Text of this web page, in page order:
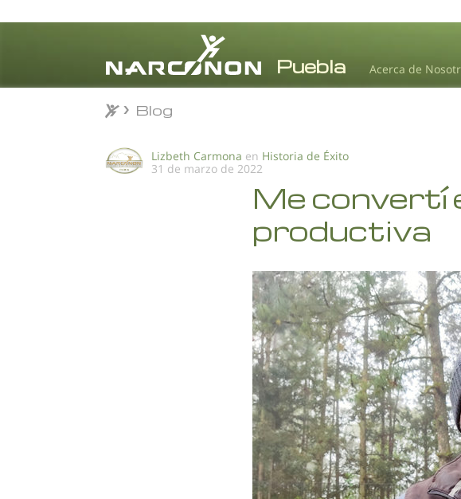
Acerca de
Blog
Lizbeth Carmona en Historia de Éxito
31 de marzo de 2022
Me convertí
productiva
Blog